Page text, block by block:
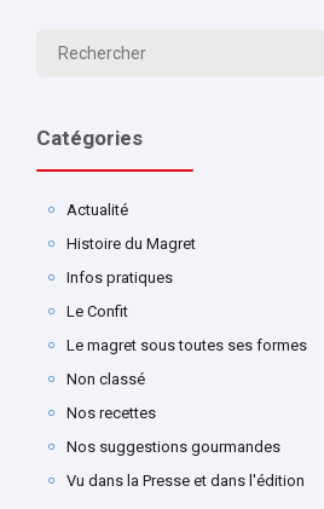
Catégories
Actualité
Histoire du Magret
Infos pratiques
Le Confit
Le magret sous toutes ses formes
Non classé
Nos recettes
Nos suggestions gourmandes
Vu dans la Presse et dans l'édition